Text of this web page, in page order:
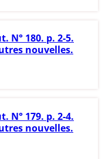
N° 180. p. 2-5.
nouvelles.
N° 179. p. 2-4.
nouvelles.